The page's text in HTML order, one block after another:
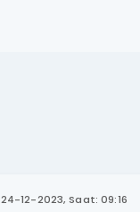
24-12-2023, Saat: 09:16